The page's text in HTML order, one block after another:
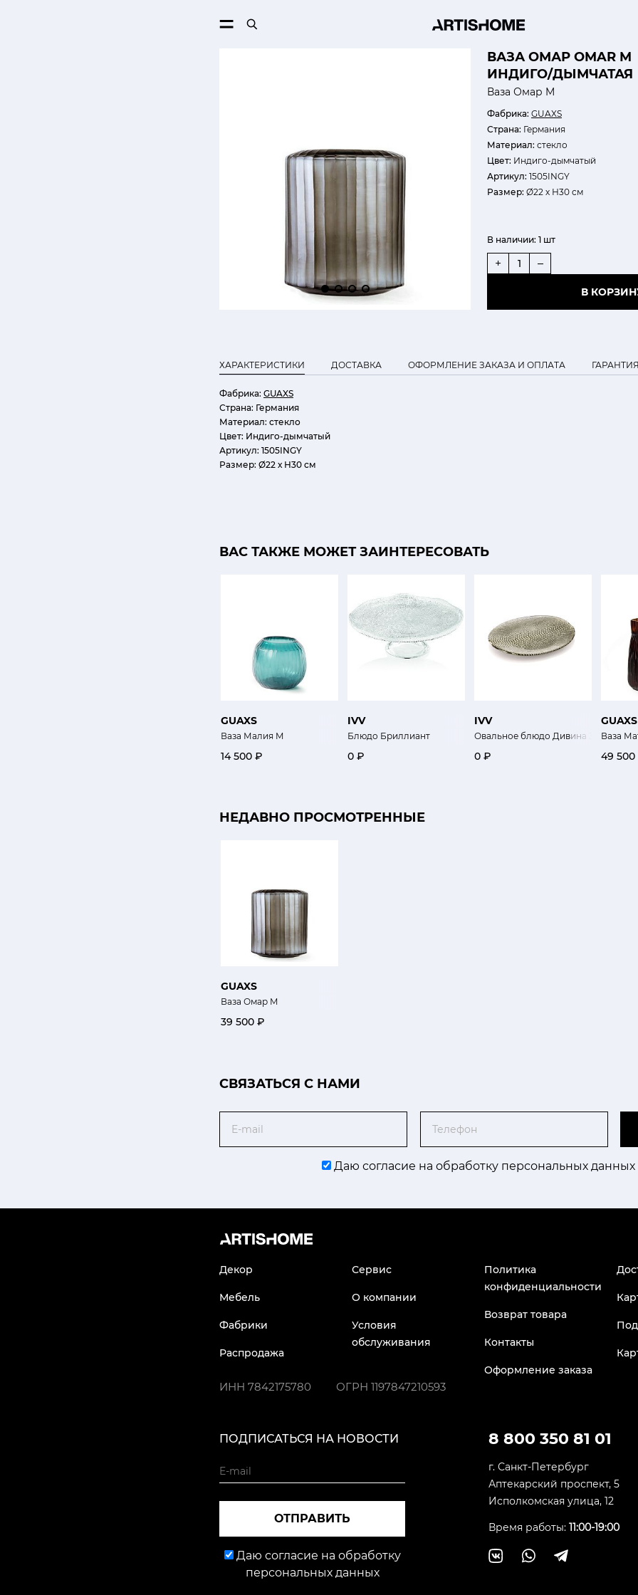
ВАЗА ОМАР OMAR M
ИНДИГО/ДЫМЧАТАЯ
Ваза Омар M
Фабрика: GUAXS
Страна: Германия
Материал: стекло
Цвет: Индиго-дымчатый
Артикул: 1505INGY
Размер: Ø22 х Н30 см
В наличии: 1 шт
+ –
В
ХАРАКТЕРИСТИКИ ДОСТАВКА ОФОРМЛЕНИЕ ЗАКАЗА И ОПЛАТА ГАРАНТИЯ
Фабрика: GUAXS
Страна: Германия
Материал: стекло
Цвет: Индиго-дымчатый
Артикул: 1505INGY
Размер: Ø22 х Н30 см
ВАС ТАКЖЕ МОЖЕТ ЗАИНТЕРЕСОВАТЬ
GUAXS
Ваза Малия M
14 500 ₽
IVV
Блюдо Бриллиант
0 ₽
IVV
Овальное блюдо Дивина 33 х 39 см
0 ₽
GUAXS
Ваза
49 500
НЕДАВНО ПРОСМОТРЕННЫЕ
GUAXS
Ваза Омар M
39 500 ₽
CВЯЗАТЬСЯ С НАМИ
Даю согласие на обработку персональных данных
Декор
Мебель
Фабрики
Распродажа
Сервис
О компании
Условия
обслуживания
Политика
конфиденциальности
Возврат товара
Контакты
Оформление заказа
ИНН 7842175780 ОГРН 1197847210593
8 800 350 81 01
г. Санкт-Петербург
Аптекарский проспект, 5
Исполкомская улица, 12
Время работы: 11:00-19:00
ПОДПИСАТЬСЯ НА НОВОСТИ
ОТПРАВИТЬ
Даю согласие на обработку
персональных данных